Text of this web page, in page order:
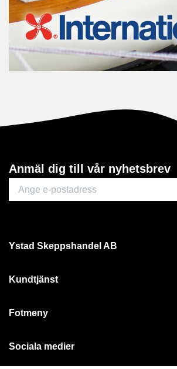
Anmäl dig till vår nyhetsbrev
Ystad Skeppshandel AB
Kundtjänst
Fotmeny
Sociala medier